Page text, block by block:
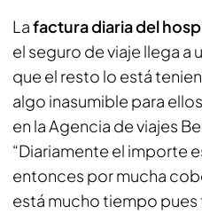
Lafactura diaria del
el seguro de viaje llega a
que el resto lo está
algo inasumible para
en la Agencia de viajes
“Diariamente el importe
entonces por mucha
está mucho tiempo pues